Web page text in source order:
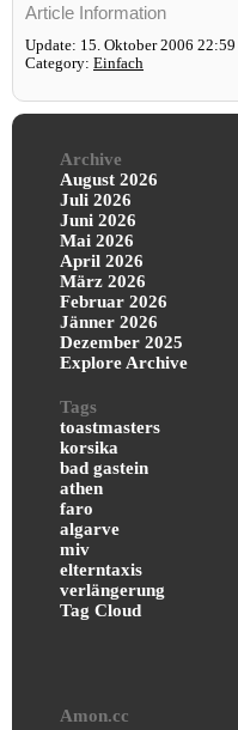
Article Information
Update: 15. Oktober 2006 22:59
Category: Einfach
Archive
August 2026
Juli 2026
Juni 2026
Mai 2026
April 2026
März 2026
Februar 2026
Jänner 2026
Dezember 2025
Explore Archive
Tags
toastmasters
korsika
bad gastein
athen
faro
algarve
miv
elterntaxis
verlängerung
Tag Cloud
Amon.cc